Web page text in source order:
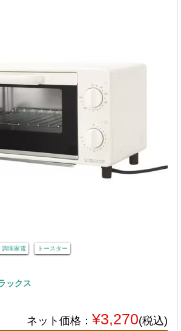
調理家電 トースター
ックス
ネット価格： ¥3,270(税込)